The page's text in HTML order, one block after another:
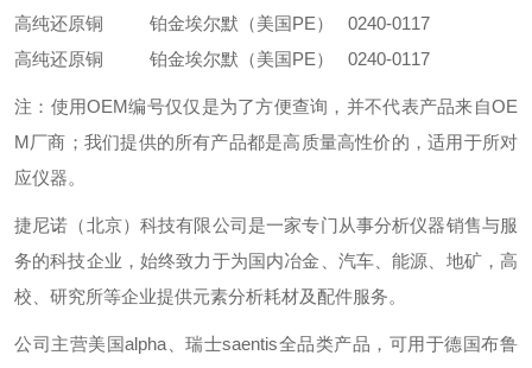
高纯还原铜
铂金埃尔默（美国PE） 0240-0117
高纯还原铜
铂金埃尔默（美国PE） 0240-0117
注：使用OEM编号仅仅是为了方便查询，并不代表产品来自OE
M厂商；我们提供的所有产品都是高质量高性价的，适用于所对
应仪器。
捷尼诺（北京）科技有限公司是一家专门从事分析仪器销售与服
务的科技企业，始终致力于为国内冶金、汽车、能源、地矿，高
校、研究所等企业提供元素分析耗材及配件服务。
公司主营美国alpha、瑞士saentis全品类产品，可用于德国布鲁